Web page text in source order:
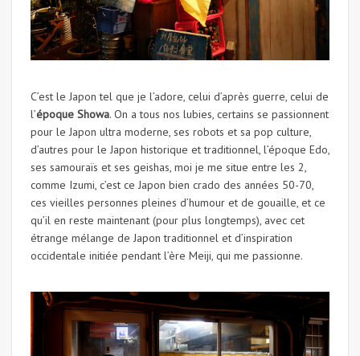
C’est le Japon tel que je l’adore, celui d’après guerre, celui de
l’époque Showa. On a tous nos lubies, certains se passionnent
pour le Japon ultra moderne, ses robots et sa pop culture,
d’autres pour le Japon historique et traditionnel, l’époque Edo,
ses samouraïs et ses geishas, moi je me situe entre les 2,
comme Izumi, c’est ce Japon bien crado des années 50-70,
ces vieilles personnes pleines d’humour et de gouaille, et ce
qu’il en reste maintenant (pour plus longtemps), avec cet
étrange mélange de Japon traditionnel et d’inspiration
occidentale initiée pendant l’ère Meiji, qui me passionne.